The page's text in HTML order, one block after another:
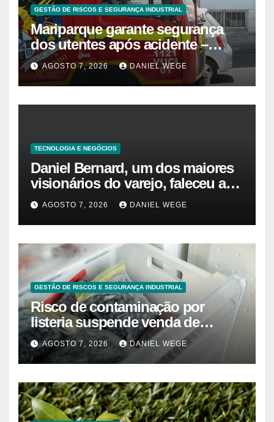
GESTÃO DE RISCOS E SEGURANÇA INDUSTRIAL
Mariparque garante segurança
dos utentes após acidente –
Observador
AGOSTO 7, 2026 DANIEL WEGE
TECNOLOGIA E NEGÓCIOS
Daniel Bernard, um dos maiores
visionários do varejo, faleceu aos
80 anos – Sincovaga Notícias
AGOSTO 7, 2026 DANIEL WEGE
GESTÃO DE RISCOS E SEGURANÇA INDUSTRIAL
Risco de contaminação por
listeria suspende venda de
mirtilos em fábricas da América
do Norte – Mix Vale
AGOSTO 7, 2026 DANIEL WEGE